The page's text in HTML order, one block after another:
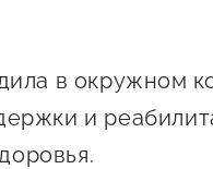
в окружном
и